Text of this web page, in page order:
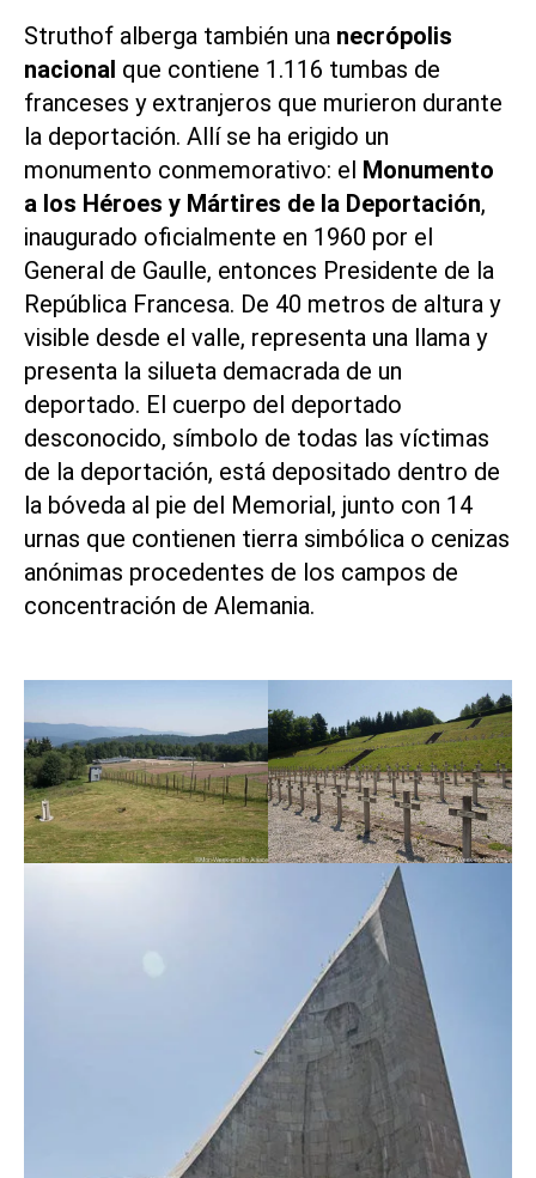
Struthof alberga también una necrópolis
nacional que contiene 1.116 tumbas de
franceses y extranjeros que murieron durante
la deportación. Allí se ha erigido un
monumento conmemorativo: el Monumento
a los Héroes y Mártires de la Deportación,
inaugurado oficialmente en 1960 por el
General de Gaulle, entonces Presidente de la
República Francesa. De 40 metros de altura y
visible desde el valle, representa una llama y
presenta la silueta demacrada de un
deportado. El cuerpo del deportado
desconocido, símbolo de todas las víctimas
de la deportación, está depositado dentro de
la bóveda al pie del Memorial, junto con 14
urnas que contienen tierra simbólica o cenizas
anónimas procedentes de los campos de
concentración de Alemania.